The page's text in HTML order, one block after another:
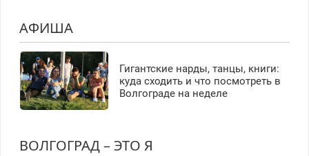
АФИША
Гигантские нарды, танцы, книги:
куда сходить и что посмотреть в
Волгограде на неделе
ВОЛГОГРАД – ЭТО Я